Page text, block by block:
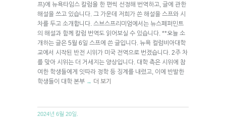
프)에 뉴욕타임스 칼럼을 한 편씩 선정해 번역하고, 글에 관한
해설을 쓰고 있습니다. 그 가운데 저희가 쓴 해설을 스프와 시
차를 두고 소개합니다. 스브스프리미엄에서는 뉴스페퍼민트
의 해설과 함께 칼럼 번역도 읽어보실 수 있습니다. **오늘 소
개하는 글은 5월 6일 스프에 쓴 글입니다. 뉴욕 컬럼비아대학
교에서 시작된 반전 시위가 미국 전역으로 번졌습니다. 2주 차
를 맞아 시위는 더 거세지는 양상입니다. 대학 측은 시위에 참
여한 학생들에게 잇따라 정학 등 징계를 내렸고, 이에 반발한
학생들이 대학 본부 → 더 보기
2024년 6월 20일.